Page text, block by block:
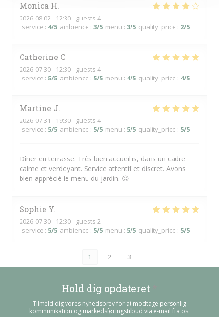
Monica H
2026-08-02 - 12:30 - guests 4
service : 4/5 ambience : 3/5 menu : 3/5 quality_price : 2/5
Catherine C
2026-07-30- 12:30 - guests 4
service : 5/5 ambience : 5/5 menu : 4/5 quality_price : 4/5
Martine J
2026-07-31 - 19:30 - guests 4
service : 5/5 ambience : 5/5 menu : 5/5 quality_price : 5/5
Dîner en terrasse. Très bien accueillis, dans un cadre
calme et verdoyant. Service attentif et discret. Avons
bien apprécié le menu du jardin. 😊
Sophie Y
2026-07-30- 12:30 - guests 2
service : 5/5 ambience : 5/5 menu : 5/5 quality_price : 5/5
1 2 3
Hold dig opdateret
Tilmeld dig vores nyhedsbrev for at modtage personlig
kommunikation og markedsføringstilbud via e-mail fra os.